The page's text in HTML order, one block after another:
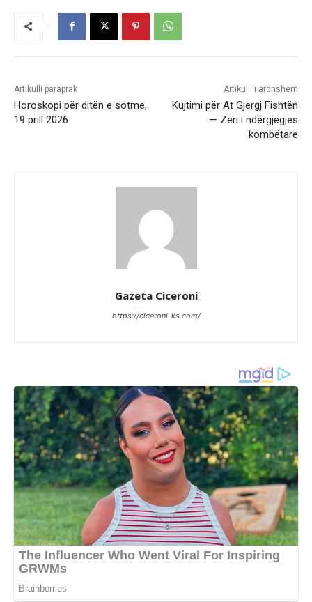
Artikulli paraprak
Horoskopi për ditën e sotme,
19 prill 2026
Artikulli i ardhshëm
Kujtimi për At Gjergj Fishtën
— Zëri i ndërgjegjes
kombëtare
Gazeta Ciceroni
https://ciceroni-ks.com/